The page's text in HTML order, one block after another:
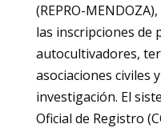
(REPRO-
las inscripciones de
autocultivadores,
asociaciones civiles
investigación. El
Oficial de Registro